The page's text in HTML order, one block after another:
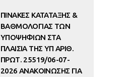
ΠΙΝΑΚΕΣ ΚΑΤΑΤΑΞΗΣ &
ΒΑΘΜΟΛΟΓΙΑΣ ΤΩΝ
ΥΠΟΨΗΦΙΩΝ ΣΤΑ
ΠΛΑΙΣΙΑ ΤΗΣ ΥΠ ΑΡΙΘ.
ΠΡΩΤ. 25519/06-07-
2026 ΑΝΑΚΟΙΝΩΣΗΣ ΓΙΑ